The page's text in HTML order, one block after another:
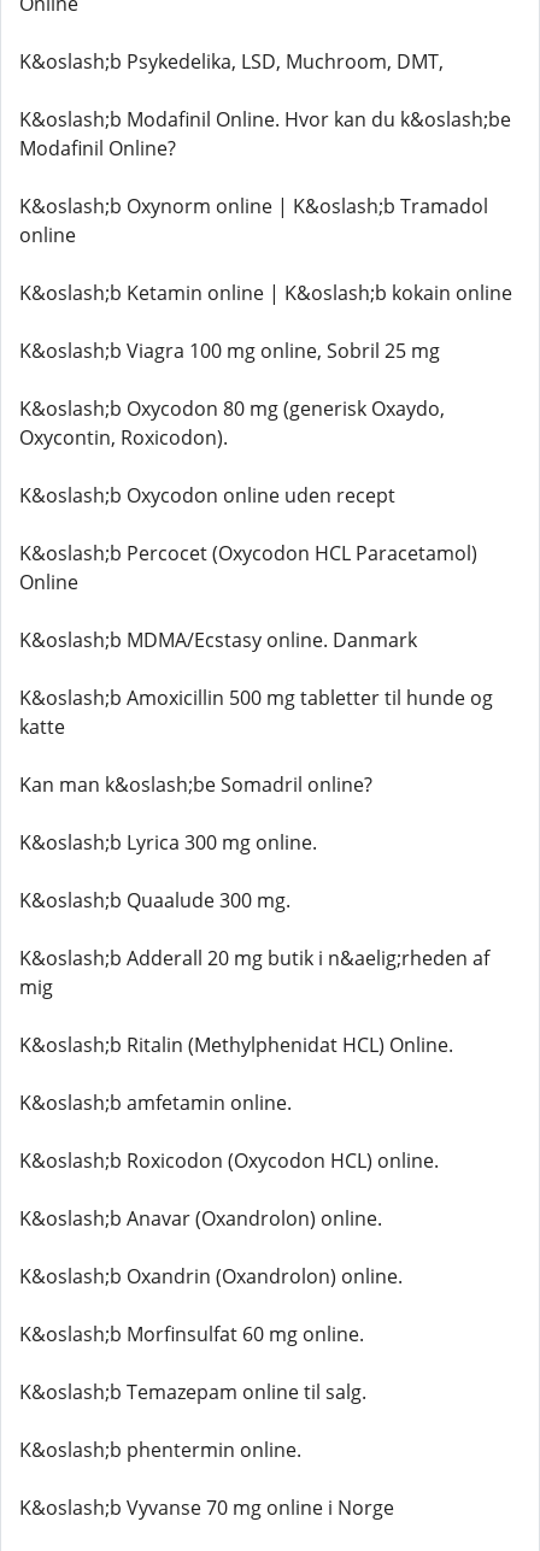
K&oslash;b Psykedelika, LSD, Muchroom, DMT,
K&oslash;b Modafinil Online. Hvor kan du k&oslash;be
Modafinil Online?
K&oslash;b Oxynorm online | K&oslash;b Tramadol
online
K&oslash;b Ketamin online | K&oslash;b kokain online
K&oslash;b Viagra 100 mg online, Sobril 25 mg
K&oslash;b Oxycodon 80 mg (generisk Oxaydo,
Oxycontin, Roxicodon).
K&oslash;b Oxycodon online uden recept
K&oslash;b Percocet (Oxycodon HCL Paracetamol)
Online
K&oslash;b MDMA/Ecstasy online. Danmark
K&oslash;b Amoxicillin 500 mg tabletter til hunde og
katte
Kan man k&oslash;be Somadril online?
K&oslash;b Lyrica 300 mg online.
K&oslash;b Quaalude 300 mg.
K&oslash;b Adderall 20 mg butik i n&aelig;rheden af ​​
mig
K&oslash;b Ritalin (Methylphenidat HCL) Online.
K&oslash;b amfetamin online.
K&oslash;b Roxicodon (Oxycodon HCL) online.
K&oslash;b Anavar (Oxandrolon) online.
K&oslash;b Oxandrin (Oxandrolon) online.
K&oslash;b Morfinsulfat 60 mg online.
K&oslash;b Temazepam online til salg.
K&oslash;b phentermin online.
K&oslash;b Vyvanse 70 mg online i Norge